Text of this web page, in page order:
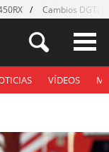
Cambios DGT:
VÍDEOS